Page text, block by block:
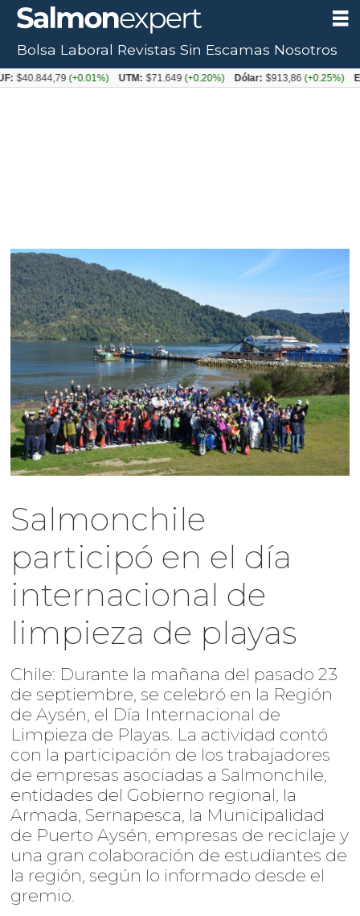
Salmonchile
participó en el día
internacional de
limpieza de playas
Chile: Durante la mañana del pasado 23
de septiembre, se celebró en la Región
de Aysén, el Día Internacional de
Limpieza de Playas. La actividad contó
con la participación de los trabajadores
de empresas asociadas a Salmonchile,
entidades del Gobierno regional, la
Armada, Sernapesca, la Municipalidad
de Puerto Aysén, empresas de reciclaje y
una gran colaboración de estudiantes de
la región, según lo informado desde el
gremio.
Bolsa Laboral Revistas Sin Escamas Nosotros
(+0.01%) UTM: $71.649(+0.20%) Dólar: $913,86(+0.25%) Euro: